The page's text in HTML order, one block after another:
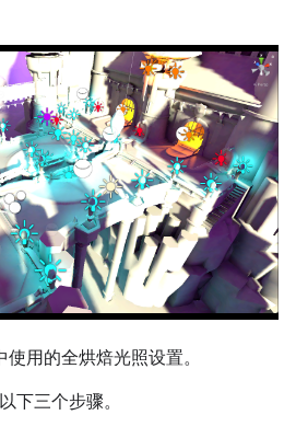
用的全烘焙光照设置。
下三个步骤。